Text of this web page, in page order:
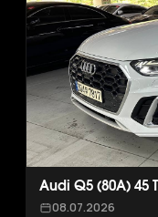
Audi Q5 (80A) 45
08.07.2026